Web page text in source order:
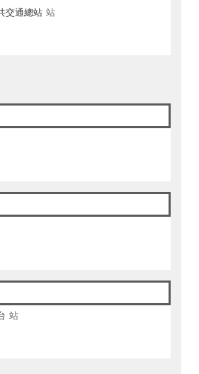
交通總站 站
站